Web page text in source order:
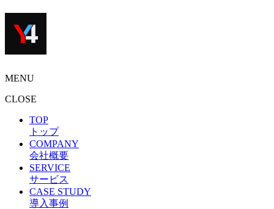
MENU
CLOSE
TOP
トップ
COMPANY
会社概要
SERVICE
サービス
CASE STUDY
導入事例